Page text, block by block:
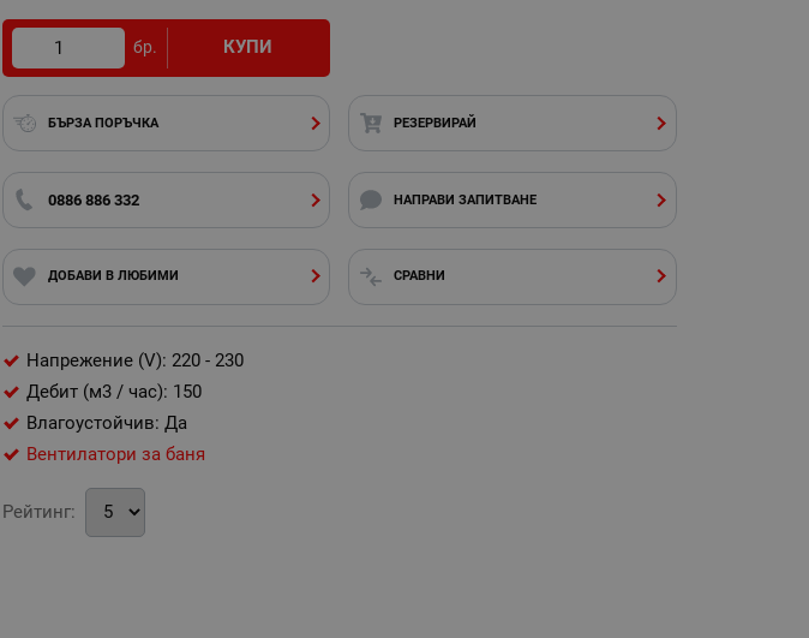
бр. КУПИ
БЪРЗА ПОРЪЧКА РЕЗЕРВИРАЙ
0886 886 332 НАПРАВИ ЗАПИТВАНЕ
ДОБАВИ В ЛЮБИМИ СРАВНИ
Напрежение (V): 220 - 230
Дебит (м3 / час): 150
Влагоустойчив: Да
Вентилатори за баня
Рейтинг: